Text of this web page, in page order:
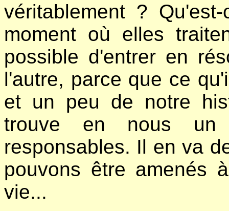
véritablement ?
moment où elles
possible d'entrer en
l'autre, parce que ce
et un peu de notre
trouve en nous un
responsables. Il en va
pouvons être amenés
vie...